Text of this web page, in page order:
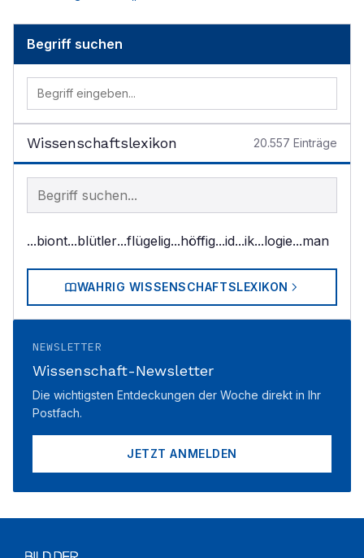
Begriff suchen
Wissenschaftslexikon 20.557 Einträge
Begriff im Lexikon suchen
...biont...blütler...flügelig...höffig...id...ik...logie...man
WAHRIG WISSENSCHAFTSLEXIKON
NEWSLETTER
Wissenschaft-Newsletter
Die wichtigsten Entdeckungen der Woche direkt in Ihr
Postfach.
JETZT ANMELDEN